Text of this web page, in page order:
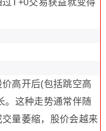
T+0交易获益就变得
高开后(包括跳空高
。这种走势通常伴随
量萎缩，股价会越来